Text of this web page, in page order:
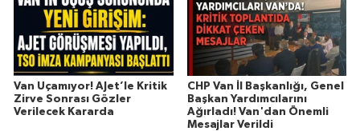
Van Uçamıyor! AJet’le Kritik
Zirve Sonrası Gözler
Verilecek Kararda
CHP Van İl Başkanlığı, Genel
Başkan Yardımcılarını
Ağırladı! Van'dan Önemli
Mesajlar Verildi